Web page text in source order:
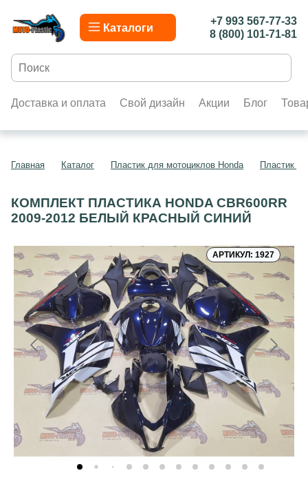
Каталоги
+7 993 567-77-33
8 (800) 101-71-81
Доставка и оплата Свой дизайн Акции Блог
Главная Каталог Пластик для мотоциклов Honda Пластик
КОМПЛЕКТ ПЛАСТИКА HONDA CBR600RR
2009-2012 БЕЛЫЙ КРАСНЫЙ СИНИЙ
АРТИКУЛ: 1927